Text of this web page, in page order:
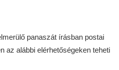
panaszát írásban postai
az alábbi elérhetőségeken teheti